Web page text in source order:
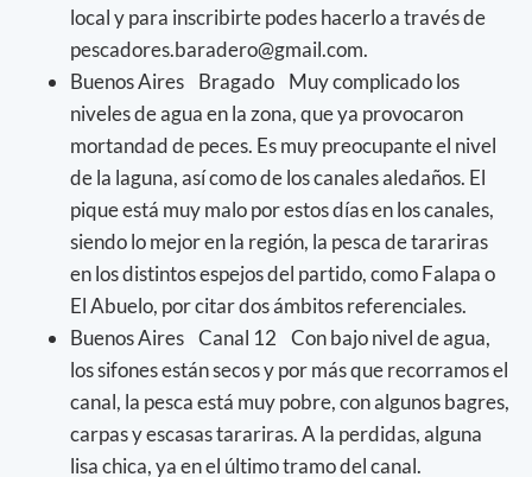
local y para inscribirte podes hacerlo a través de
pescadores.baradero@gmail.com.
Buenos Aires Bragado Muy complicado los
niveles de agua en la zona, que ya provocaron
mortandad de peces. Es muy preocupante el nivel
de la laguna, así como de los canales aledaños. El
pique está muy malo por estos días en los canales,
siendo lo mejor en la región, la pesca de tarariras
en los distintos espejos del partido, como Falapa o
El Abuelo, por citar dos ámbitos referenciales.
Buenos Aires Canal 12 Con bajo nivel de agua,
los sifones están secos y por más que recorramos el
canal, la pesca está muy pobre, con algunos bagres,
carpas y escasas tarariras. A la perdidas, alguna
lisa chica, ya en el último tramo del canal.